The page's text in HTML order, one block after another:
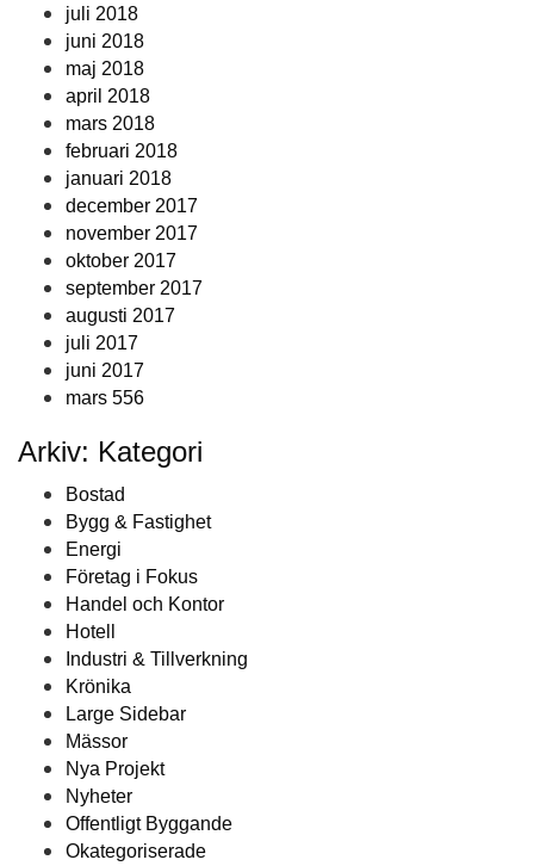
juli 2018
juni 2018
maj 2018
april 2018
mars 2018
februari 2018
januari 2018
december 2017
november 2017
oktober 2017
september 2017
augusti 2017
juli 2017
juni 2017
mars 556
Arkiv: Kategori
Bostad
Bygg & Fastighet
Energi
Företag i Fokus
Handel och Kontor
Hotell
Industri & Tillverkning
Krönika
Large Sidebar
Mässor
Nya Projekt
Nyheter
Offentligt Byggande
Okategoriserade